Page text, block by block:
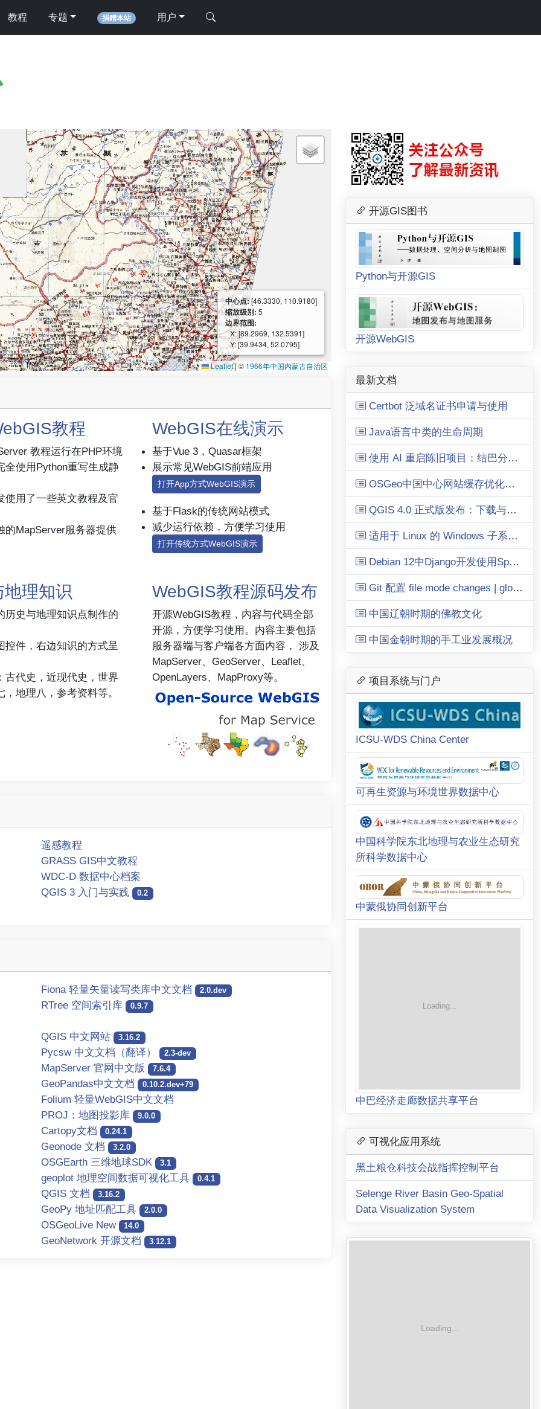
教程 专题 捐赠本站 用户
中心点:[46.3330, 110.9180]
缩放级别: 5
边界范围:
X: [89.2969, 132.5391]
Y: [39.9434, 52.0795]
Leaflet|© 1966年中国内蒙古自治区
教程
教程运行在PHP环境
全使用Python重写生成静
使用了一些英文教程及官
的MapServer服务器提供
WebGIS在线演示
基于Vue 3，Quasar框架
展示常见WebGIS前端应用
打开App方式WebGIS演示
基于Flask的传统网站模式
减少运行依赖，方便学习使用
打开传统方式WebGIS演示
理知识
历史与地理知识点制作的
控件，右边知识的方式呈
古代史，近现代史，世界
，地理八，参考资料等。
WebGIS教程源码发布
开源WebGIS教程，内容与代码全部
开源，方便学习使用。内容主要包括
服务器端与客户端各方面内容， 涉及
MapServer、GeoServer、Leaflet、
OpenLayers、MapProxy等。
遥感教程
GRASS GIS中文教程
WDC-D 数据中心档案
QGIS 3 入门与实践
0.2
Fiona 轻量矢量读写类库中文文档 2.0.dev
RTree 空间索引库 0.9.7
QGIS 中文网站 3.16.2
Pycsw 中文文档（翻译） 2.3-dev
MapServer 官网中文版 7.6.4
GeoPandas中文文档 0.10.2.dev+79
Folium 轻量WebGIS中文文档
PROJ：地图投影库
9.0.0
Cartopy文档 0.24.1
Geonode 文档 3.2.0
OSGEarth 三维地球SDK 3.1
geoplot 地理空间数据可视化工具 0.4.1
QGIS 文档 3.16.2
GeoPy 地址匹配工具 2.0.0
OSGeoLive New 14.0
GeoNetwork 开源文档 3.12.1
开源GIS图书
Python与开源GIS
开源WebGIS
最新文档
Certbot 泛域名证书申请与使用
Java语言中类的生命周期
使用 AI 重启陈旧项目：结巴分词的现代化之路
OSGeo中国中心网站缓存优化解决服务器资源占用过高问题
QGIS 4.0 正式版发布：下载与安装使用体验
适用于 Linux 的 Windows 子系统的命令参考
Debian 12中Django开发使用SpatiaLite的问题
Git 配置 file mode changes | global config无效
中国辽朝时期的佛教文化
中国金朝时期的手工业发展概况
项目系统与门户
ICSU-WDS China Center
可再生资源与环境世界数据中心
中国科学院东北地理与农业生态研究
所科学数据中心
中蒙俄协同创新平台
中巴经济走廊数据共享平台
可视化应用系统
黑土粮仓科技会战指挥控制平台
Selenge River Basin Geo-Spatial
Data Visualization System